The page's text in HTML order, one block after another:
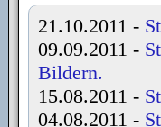
21.10.2011 -
09.09.2011 -
Bildern.
15.08.2011 -
04.08.2011 -